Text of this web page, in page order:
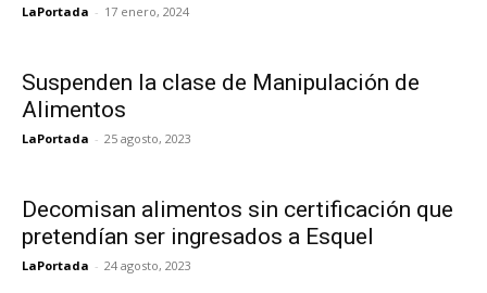
LaPortada - 17 enero, 2024
Suspenden la clase de Manipulación de
Alimentos
LaPortada - 25 agosto, 2023
Decomisan alimentos sin certificación que
pretendían ser ingresados a Esquel
LaPortada - 24 agosto, 2023